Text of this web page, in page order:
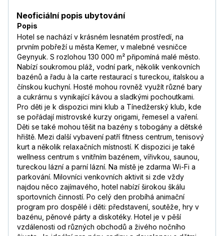
nejel. Číst více
Neoficiální popis ubytování
Popis
Hotel se nachází v krásném lesnatém prostředí, na
prvním pobřeží u města Kemer, v malebné vesničce
Geynyuk. S rozlohou 130 000 m² připomíná malé město.
Nabízí soukromou pláž, vodní park, několik venkovních
bazénů a řadu à la carte restaurací s tureckou, italskou a
čínskou kuchyní. Hosté mohou rovněž využít různé bary
a cukrárnu s vynikající kávou a sladkými pochoutkami.
Pro děti je k dispozici mini klub a Tínedžerský klub, kde
se pořádají mistrovské kurzy origami, řemesel a vaření.
Děti se také mohou těšit na bazény s tobogány a dětské
hřiště. Mezi další vybavení patří fitness centrum, tenisový
kurt a několik relaxačních místností. K dispozici je také
wellness centrum s vnitřním bazénem, vířivkou, saunou,
tureckou lázní a parní lázní. Na místě je zdarma Wi-Fi a
parkování. Milovníci venkovních aktivit si zde vždy
najdou něco zajímavého, hotel nabízí širokou škálu
sportovních činností. Po celý den probíhá animační
program pro dospělé i děti: představení, soutěže, hry v
bazénu, pěnové párty a diskotéky. Hotel je v pěší
vzdálenosti od různých obchodů a živého nočního